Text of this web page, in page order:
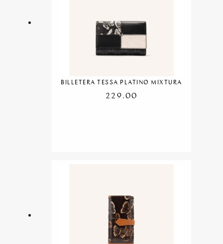
BILLETERA TESSA PLATINO MIXTURA
229.00